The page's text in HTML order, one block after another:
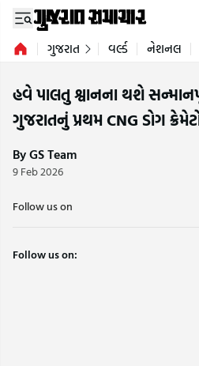
ગુજરાત વર્લ્ડ નેશનલ
હવે પાલતુ શ્વાનના થશે
ગુજરાતનું પ્રથમ CNG ડોગ
By GS Team
9 Feb 2026
Follow us on
Follow us on: